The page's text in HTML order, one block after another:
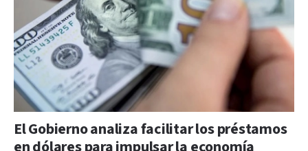
El Gobierno analiza facilitar los préstamos
en dólares para impulsar la economía